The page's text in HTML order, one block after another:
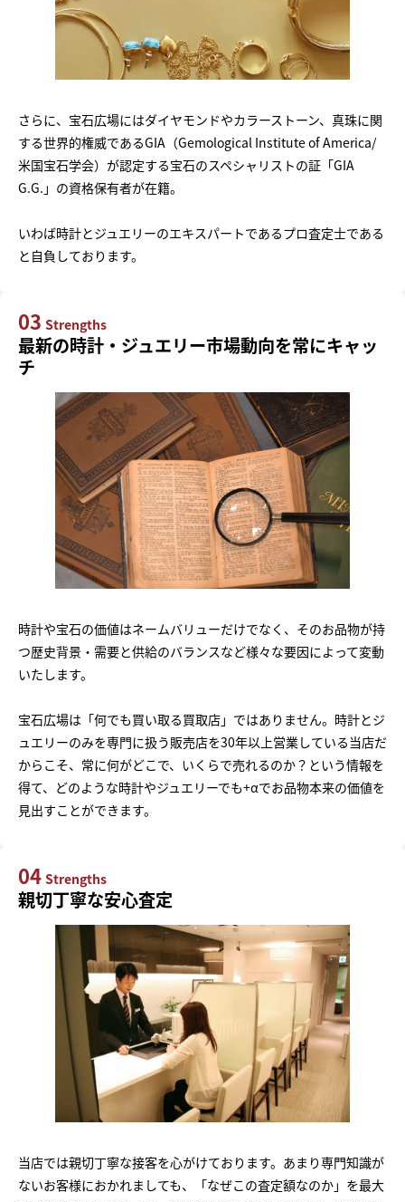
さらに、宝石広場にはダイヤモンドやカラーストーン、真珠に関
する世界的権威であるGIA（Gemological Institute of America/
米国宝石学会）が認定する宝石のスペシャリストの証「GIA
G.G.」の資格保有者が在籍。
いわば時計とジュエリーのエキスパートであるプロ査定士である
と自負しております。
03 Strengths
最新の時計・ジュエリー市場動向を常にキャッ
チ
時計や宝石の価値はネームバリューだけでなく、そのお品物が持
つ歴史背景・需要と供給のバランスなど様々な要因によって変動
いたします。
宝石広場は「何でも買い取る買取店」ではありません。時計とジ
ュエリーのみを専門に扱う販売店を30年以上営業している当店だ
からこそ、常に何がどこで、いくらで売れるのか？という情報を
得て、どのような時計やジュエリーでも+αでお品物本来の価値を
見出すことができます。
04 Strengths
親切丁寧な安心査定
当店では親切丁寧な接客を心がけております。あまり専門知識が
ないお客様におかれましても、「なぜこの査定額なのか」を最大